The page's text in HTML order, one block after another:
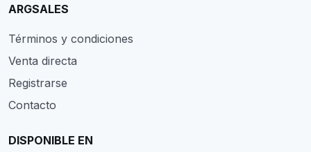
ARGSALES
Términos y condiciones
Venta directa
Registrarse
Contacto
DISPONIBLE EN